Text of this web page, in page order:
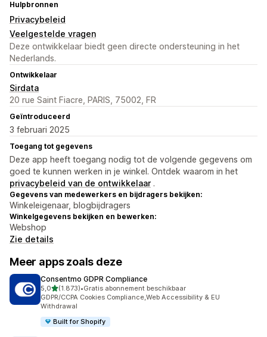
Hulpbronnen
Privacybeleid
Veelgestelde vragen
Deze ontwikkelaar biedt geen directe ondersteuning in het
Nederlands.
Ontwikkelaar
Sirdata
20 rue Saint Fiacre, PARIS, 75002, FR
Geïntroduceerd
3 februari 2025
Toegang tot gegevens
Deze app heeft toegang nodig tot de volgende gegevens om
goed te kunnen werken in je winkel. Ontdek waarom in het
privacybeleid van de ontwikkelaar .
Gegevens van medewerkers en bijdragers bekijken:
Winkeleigenaar, blogbijdragers
Winkelgegevens bekijken en bewerken:
Webshop
Zie details
Meer apps zoals deze
Consentmo GDPR Compliance
5,0van 5 sterren
(1.873)
1873 recensies in totaal
•Gratis abonnement beschikbaar
GDPR/CCPA Cookies Compliance,Web Accessibility & EU
Withdrawal
Built for Shopify